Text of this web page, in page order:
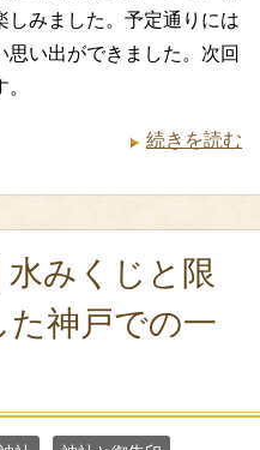
しみました。予定通りには
い出ができました。次回
続きを読む
みくじと限
た神戸での一